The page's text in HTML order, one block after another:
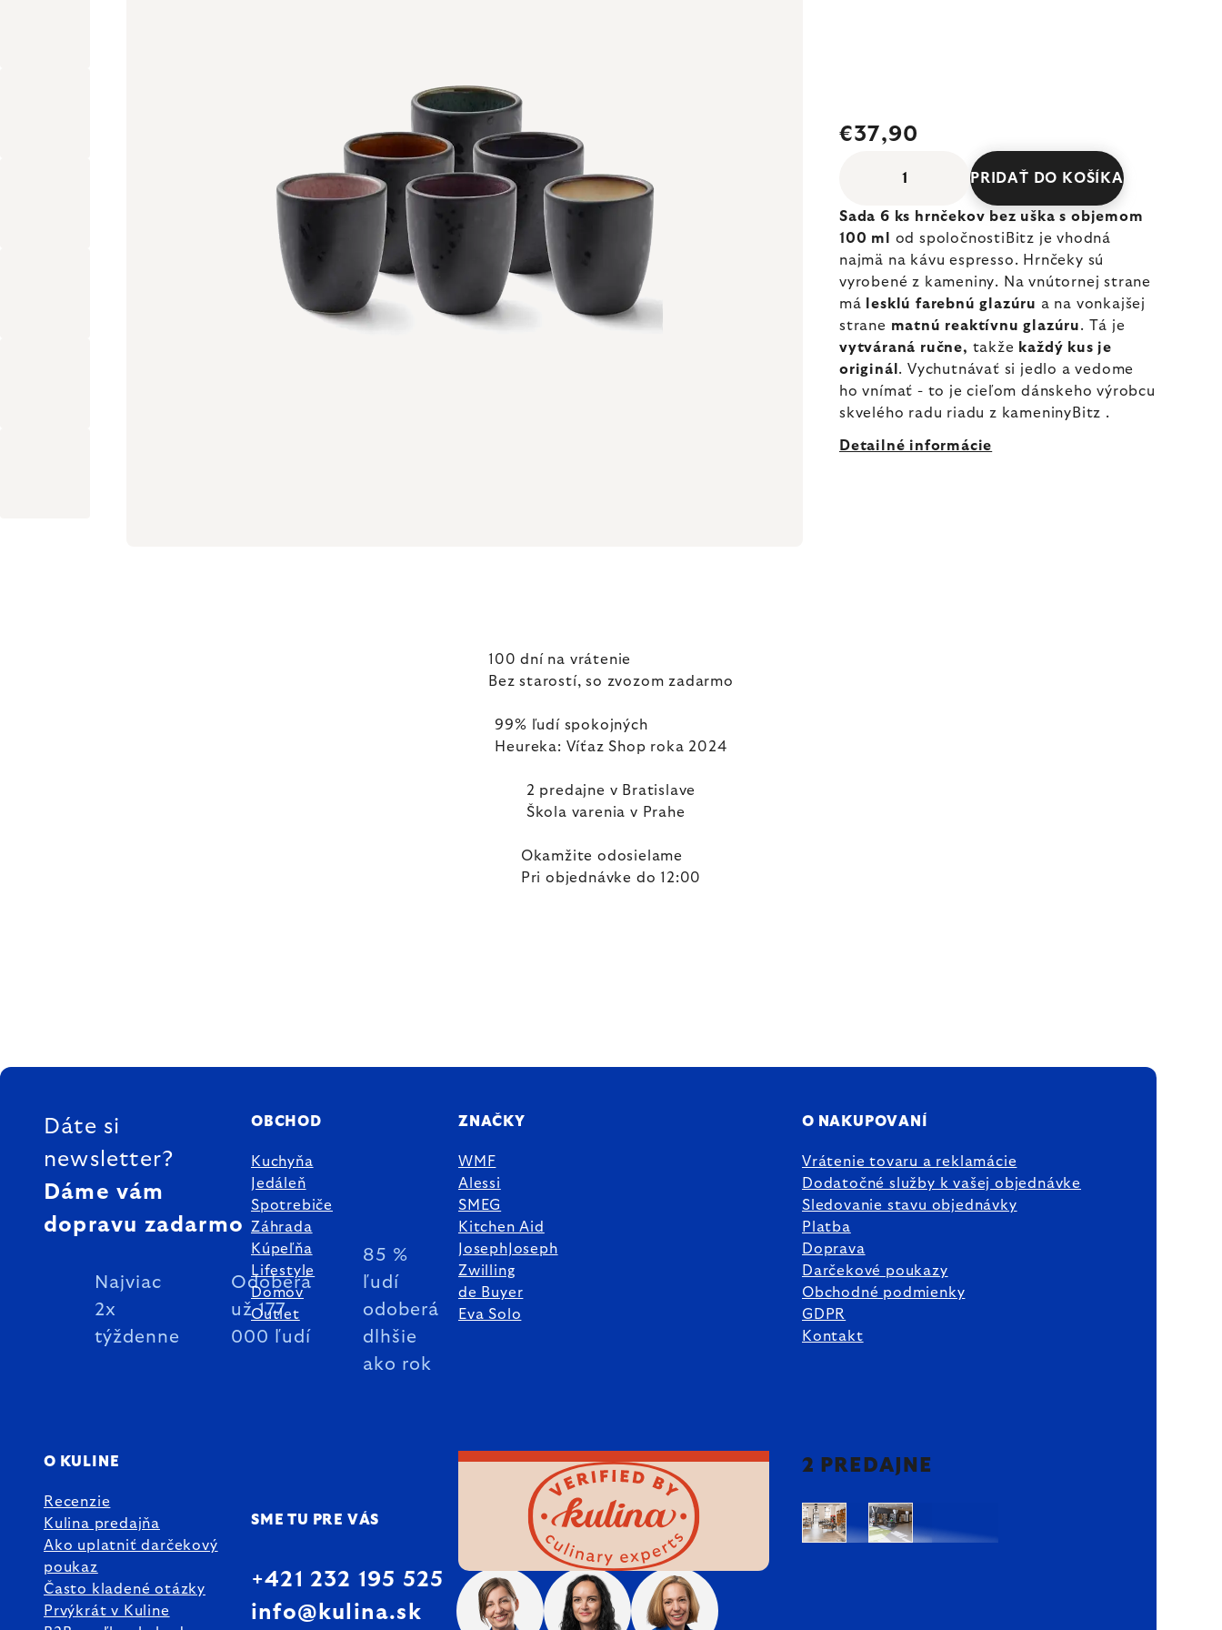
€37,90
PRIDAŤ DO KOŠÍKA
Sada 6 ks hrnčekov bez uška s objemom
100 ml od spoločnostiBitz je vhodná
najmä na kávu espresso. Hrnčeky sú
vyrobené z kameniny. Na vnútornej strane
má
lesklú farebnú glazúru a na vonkajšej
strane matnú reaktívnu glazúru. Tá je
vytváraná ručne, takže každý kus je
originál . Vychutnávať si jedlo a vedome
ho vnímať - to je cieľom dánskeho výrobcu
skvelého radu riadu z kameninyBitz .
Detailné informácie
100 dní na vrátenie
Bez starostí, so zvozom zadarmo
99% ľudí spokojných
Heureka: Víťaz Shop roka 2024
2 predajne v Bratislave
Škola varenia v Prahe
Okamžite odosielame
Pri objednávke do 12:00
ZÁPÄTIE
Dáte si
newsletter?
Dáme vám
dopravu zadarmo
Najviac
2x
týždenne
Odoberá
už 177
000 ľudí
85 %
ľudí
odoberá
dlhšie
ako rok
OBCHOD
Kuchyňa
Jedáleň
Spotrebiče
Záhrada
Kúpeľňa
Lifestyle
Domov
Outlet
ZNAČKY
WMF
Alessi
SMEG
Kitchen Aid
JosephJoseph
Zwilling
de Buyer
Eva Solo
O NAKUPOVANÍ
Vrátenie tovaru a reklamácie
Dodatočné služby k vašej objednávke
Sledovanie stavu objednávky
Platba
Doprava
Darčekové poukazy
Obchodné podmienky
GDPR
Kontakt
O KULINE
Recenzie
Kulina predajňa
Ako uplatniť darčekový
poukaz
Často kladené otázky
Prvýkrát v Kuline
SME TU PRE VÁS
+421 232 195 525
info@kulina.sk
2 PREDAJNE